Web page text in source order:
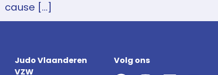
cause […]
Judo Vlaanderen
VZW
Volg ons